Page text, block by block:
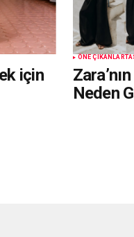
için
ÖNE ÇIKANLAR
Neden